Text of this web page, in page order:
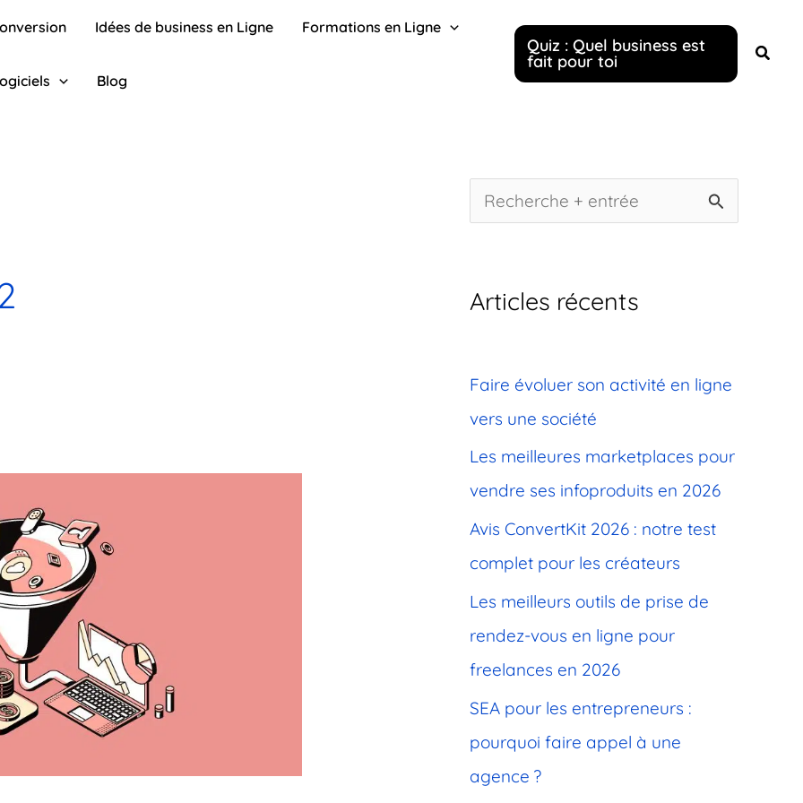
Idées de business en Ligne Formations en Ligne
Blog
Quiz : Quel business est
fait pour toi
h
r
c
h
Articles récents
Faire évoluer son activité en ligne
vers une société
Les meilleures marketplaces pour
vendre ses infoproduits en 2026
Avis ConvertKit 2026 : notre test
complet pour les créateurs
Les meilleurs outils de prise de
rendez-vous en ligne pour
freelances en 2026
SEA pour les entrepreneurs :
pourquoi faire appel à une
agence ?